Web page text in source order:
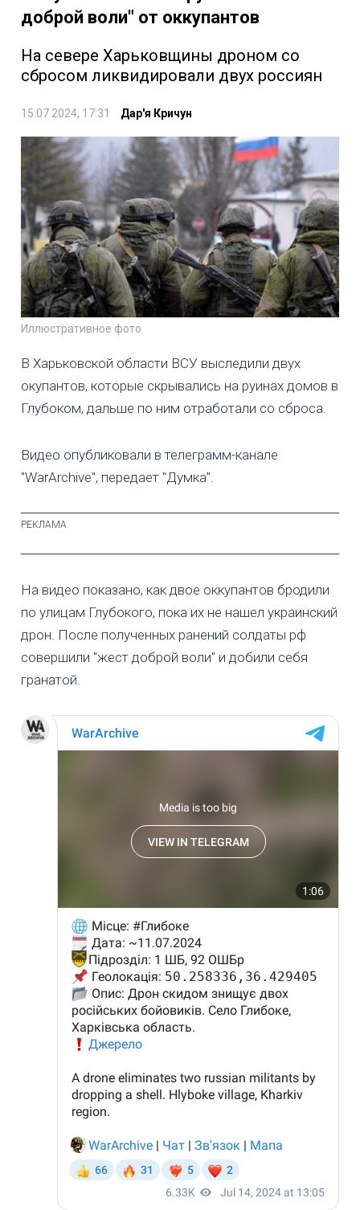
доброй воли" от оккупантов
На севере Харьковщины дроном со
сбросом ликвидировали двух россиян
15.07.2024, 17:31 Дар'я Кричун
Иллюстративное фото
В Харьковской области ВСУ выследили двух
окупантов, которые скрывались на руинах домов в
Глубоком, дальше по ним отработали со сброса.
Видео опубликовали в телеграмм-канале
"WarArchive", передает "Думка".
На видео показано, как двое оккупантов бродили
по улицам Глубокого, пока их не нашел украинский
дрон. После полученных ранений солдаты рф
совершили "жест доброй воли" и добили себя
гранатой.